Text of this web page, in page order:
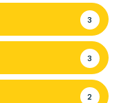
3
3
2